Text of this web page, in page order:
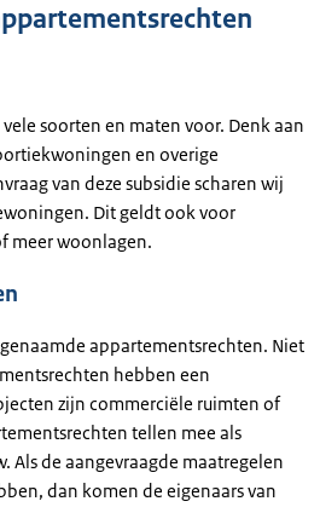
soorten en maten voor. Denk aan
en overige
van deze subsidie scharen wij
Dit geldt ook voor
meer woonlagen.
appartementsrechten. Niet
hebben een
zijn commerciële ruimten of
tellen mee als
Als de aangevraagde maatregelen
dan komen de eigenaars van